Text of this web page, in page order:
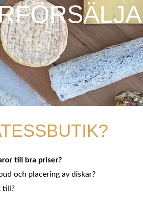
till bra priser?
och placering av diskar?
till?